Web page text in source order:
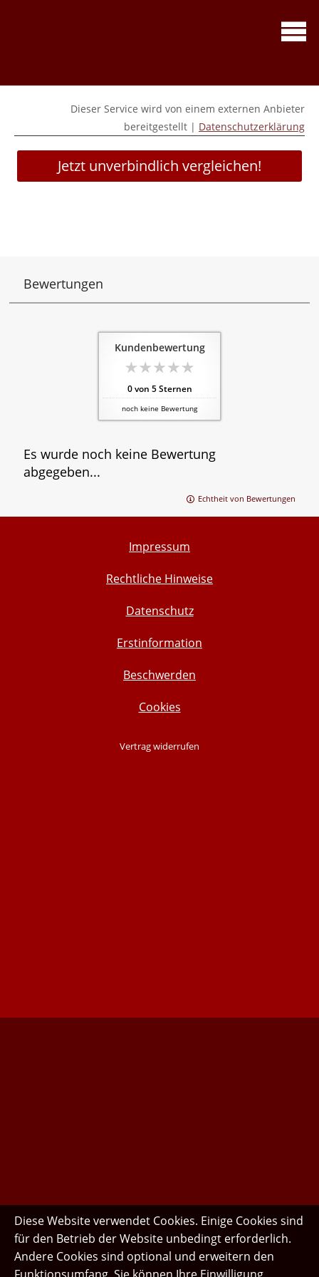
Dieser Service wird von einem externen Anbieter
bereitgestellt | Datenschutzerklärung
Jetzt unverbindlich vergleichen!
Bewertungen
Kundenbewertung
0von 5Sternen
noch keine Bewertung
Es wurde noch keine Bewertung
abgegeben...
Echtheit von Bewertungen
Impressum
Rechtliche Hinweise
Datenschutz
Erstinformation
Beschwerden
Cookies
Vertrag widerrufen
Diese Website verwendet Cookies. Einige Cookies sind
für den Betrieb der Website unbedingt erforderlich.
Andere Cookies sind optional und erweitern den